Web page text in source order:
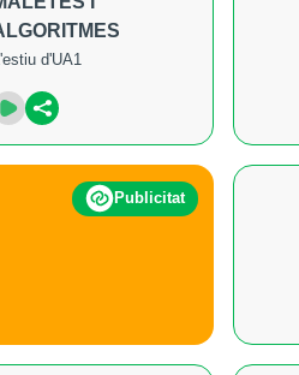
d'UA1
Publicitat